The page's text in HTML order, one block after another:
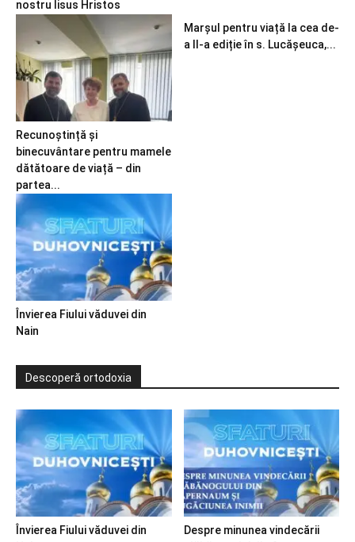
nostru Iisus Hristos
Recunoștință și
binecuvântare pentru mamele
dătătoare de viață – din
partea...
Marșul pentru viață la cea de-
a II-a ediție în s. Lucășeuca,...
Învierea Fiului văduvei din
Nain
Descoperă ortodoxia
Învierea Fiului văduvei din
Despre minunea vindecării